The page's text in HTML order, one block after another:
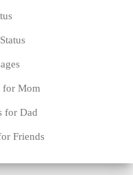
for Mom
for Dad
Friends